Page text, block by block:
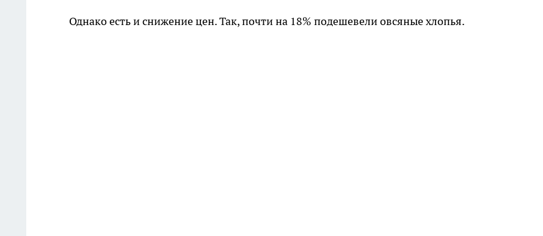
Однако есть и снижение цен. Так, почти на 18% подешевели овсяные хлопья.